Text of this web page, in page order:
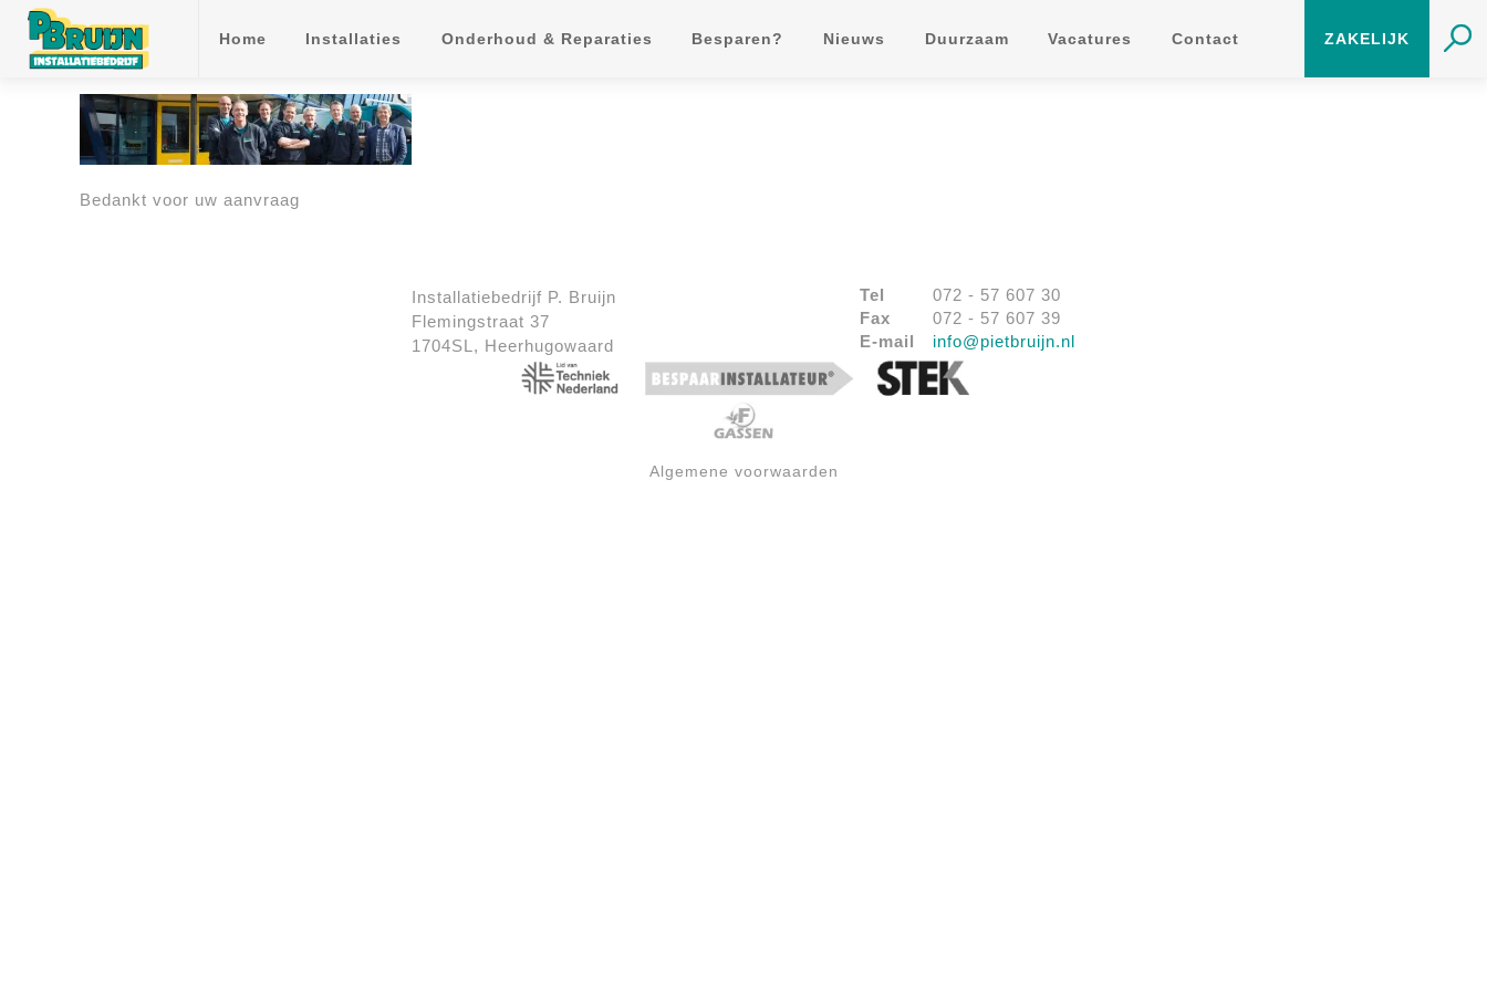
Home Installaties Onderhoud & Reparaties Besparen? Nieuws Duurzaam Vacatures Contact ZAKELIJK
faefef faefef faefef
Bedankt voor uw aanvraag
Installatiebedrijf P. Bruijn
Flemingstraat 37
1704SL, Heerhugowaard
Tel
072 - 57 607 30
Fax
072 - 57 607 39
E-mail
info@pietbruijn.nl
Algemene voorwaarden